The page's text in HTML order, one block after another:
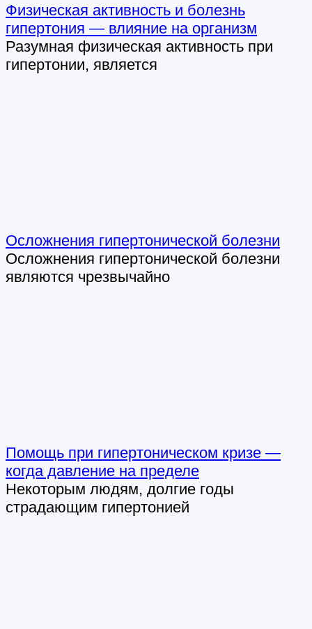
Физическая активность и болезнь
гипертония — влияние на организм
Разумная физическая активность при
гипертонии, является
Осложнения гипертонической болезни
Осложнения гипертонической болезни
являются чрезвычайно
Помощь при гипертоническом кризе —
когда давление на пределе
Некоторым людям, долгие годы
страдающим гипертонией